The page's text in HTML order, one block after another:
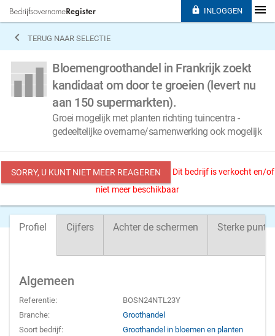
 TERUG NAAR SELECTIE
Bloemengroothandel in Frankrijk zoekt
kandidaat om door te groeien (levert nu
aan 150 supermarkten).
Groei mogelijk met planten richting tuincentra -
gedeeltelijke overname/samenwerking ook mogelijk
SORRY, U KUNT NIET MEER REAGEREN
Dit bedrijf is verkocht en/of
niet meer beschikbaar
Profiel Cijfers Achter de schermen Sterke
Algemeen
Referentie:
BOSN24NTL23Y
Branche:
Groothandel
Soort bedrijf:
Groothandel in bloemen en planten
 INLOGGEN